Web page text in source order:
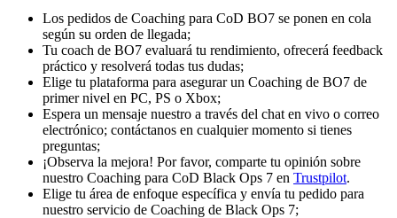
Los pedidos de Coaching para CoD BO7 se ponen en cola
según su orden de llegada;
Tu coach de BO7 evaluará tu rendimiento, ofrecerá feedback
práctico y resolverá todas tus dudas;
Elige tu plataforma para asegurar un Coaching de BO7 de
primer nivel en PC, PS o Xbox;
Espera un mensaje nuestro a través del chat en vivo o correo
electrónico; contáctanos en cualquier momento si tienes
preguntas;
¡Observa la mejora! Por favor, comparte tu opinión sobre
nuestro Coaching para CoD Black Ops 7 en Trustpilot.
Elige tu área de enfoque específica y envía tu pedido para
nuestro servicio de Coaching de Black Ops 7;